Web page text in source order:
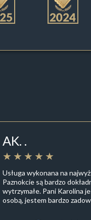
AK. .
Usługa wykonana na
Paznokcie są bardzo
wytrzymałe. Pani Karolina
osobą, jestem bardzo